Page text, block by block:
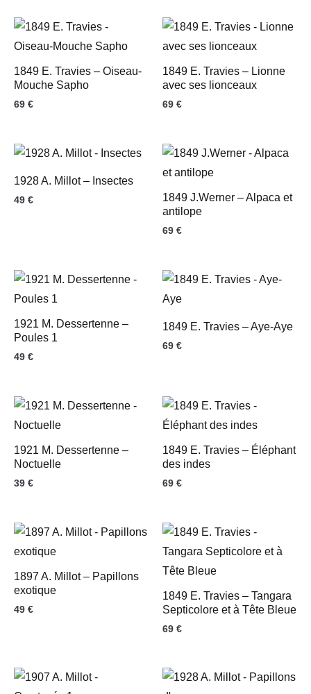
1849 E. Travies – Oiseau-
Mouche Sapho
69 €
1849 E. Travies – Lionne
avec ses lionceaux
69 €
1928 A. Millot – Insectes
49 €
1849 J.Werner – Alpaca et
antilope
69 €
1921 M. Dessertenne –
Poules 1
49 €
1849 E. Travies – Aye-Aye
69 €
1921 M. Dessertenne –
Noctuelle
39 €
1849 E. Travies – Éléphant
des indes
69 €
1897 A. Millot – Papillons
exotique
49 €
1849 E. Travies – Tangara
Septicolore et à Tête Bleue
69 €